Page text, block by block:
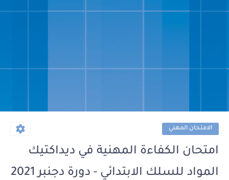
الامتحان المهني
امتحان الكفاءة المهنية في ديداكتيك
المواد للسلك الابتدائي - دورة دجنبر 2021